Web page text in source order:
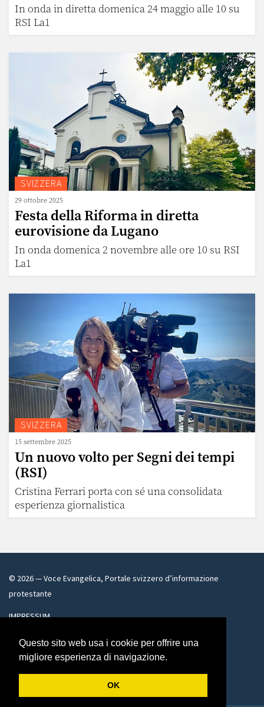
Questo sito web usa i cookie per offrire una
migliore esperienza di navigazione.
OK
In onda in diretta domenica 24 maggio alle 10 su
RSI La1
SVIZZERA
29 ottobre 2025
Festa della Riforma in diretta
eurovisione da Lugano
In onda domenica 2 novembre alle ore 10 su RSI
La1
SVIZZERA
15 settembre 2025
Un nuovo volto per Segni dei tempi
(RSI)
Cristina Ferrari porta con sé una consolidata
esperienza giornalistica
© 2026— Voce Evangelica, Portale svizzero d’informazione
protestante
IMPRESSUM
voceevangelica@bluewin.ch
Facebook